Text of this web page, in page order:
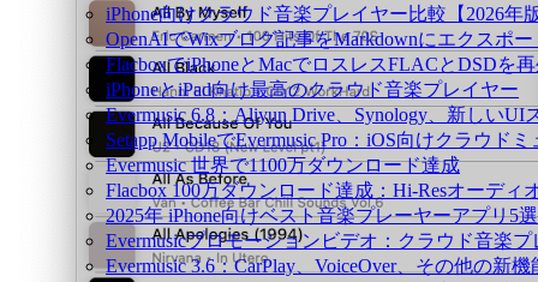
iPhone向けクラウド音楽プレイヤー比較【2026年
OpenAIでWixブログ記事をMarkdownにエクスポー
FlacboxでiPhoneとMacでロスレスFLACとDSDを
iPhoneとiPad向け最高のクラウド音楽プレイヤー
Evermusic 6.8：Aliyun Drive、Synology、新しいUI
Setapp MobileでEvermusic Pro：iOS向けクラウド
Evermusic 世界で1100万ダウンロード達成
Flacbox 100万ダウンロード達成：Hi-Resオーディ
2025年 iPhone向けベスト音楽プレーヤーアプリ5選
Evermusicプロモーションビデオ：クラウド音楽
Evermusic 3.6：CarPlay、VoiceOver、その他の新機